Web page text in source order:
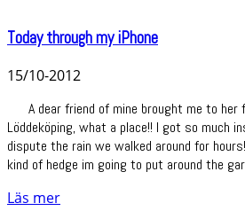
Today through my iPhone
15/10-2012
A dear friend of mine brought me to her
Löddeköping, what a place!! I got so much
dispute the rain we walked around for
kind of hedge im going to put around the
Läs mer